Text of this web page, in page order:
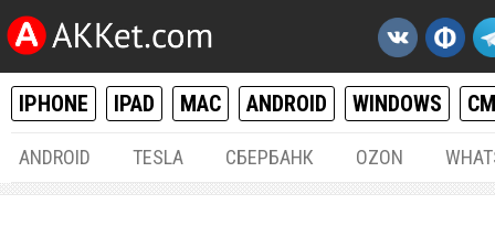
IPHONE IPAD MAC ANDROID WINDOWS
ANDROID TESLA СБЕРБАНК OZON